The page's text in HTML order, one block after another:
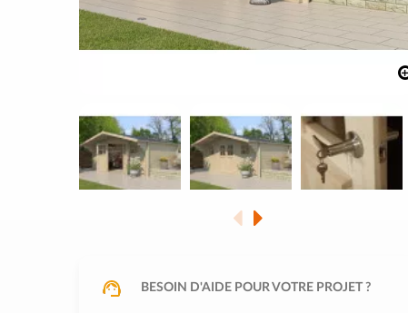
BESOIN D'AIDE POUR VOTRE PROJET ?